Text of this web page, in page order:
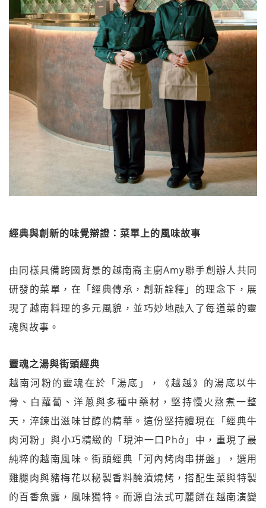
經典與創新的味覺辯證：菜單上的風味故事
由同樣具備跨國背景的越南裔主廚Amy聯手創辦人共同
研發的菜單，在「經典傳承，創新詮釋」的理念下，展
現了越南料理的多元風貌，並巧妙地融入了每道菜的靈
魂與故事。
靈魂之湯與街頭經典
越南河粉的靈魂在於「湯底」，《越越》的湯底以牛
骨、白蘿蔔、洋蔥與多種中藥材，堅持慢火熬煮一整
天，淬鍊出滋味甘醇的精華。這份堅持體現在「經典牛
肉河粉」與小巧精緻的「現沖一口Phở」中，重現了最
純粹的越南風味。街頭經典「河內烤肉串拼盤」，選用
雞腿肉與豬梅花以秘製香料醃漬燒烤，搭配生菜與特製
的百香魚露，風味獨特。而源自法式可麗餅在越南演變